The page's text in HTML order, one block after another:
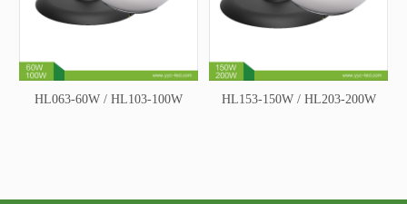
HL063-60W / HL103-100W HL153-150W / HL203-200W